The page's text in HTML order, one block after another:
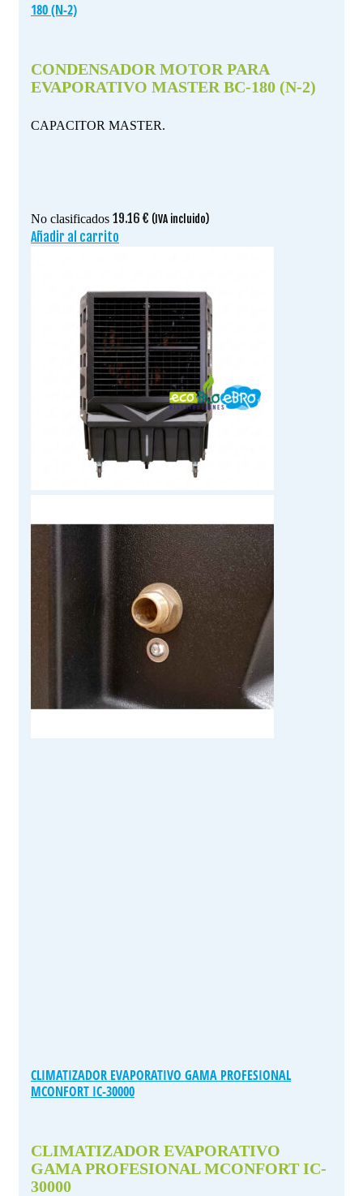
180 (N-2)
CONDENSADOR MOTOR PARA
EVAPORATIVO MASTER BC-180 (N-2)
CAPACITOR MASTER.
No clasificados 19.16 € (IVA incluido)
Añadir al carrito
CLIMATIZADOR EVAPORATIVO GAMA PROFESIONAL
MCONFORT IC-30000
CLIMATIZADOR EVAPORATIVO
GAMA PROFESIONAL MCONFORT IC-
30000